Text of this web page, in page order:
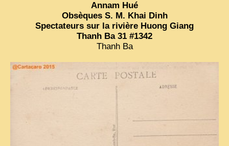
Annam Hué
Obsèques S. M. Khai Dinh
Spectateurs sur la rivière Huong Giang
Thanh Ba 31 #1342
Thanh Ba